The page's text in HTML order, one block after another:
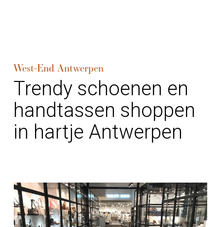
West-End Antwerpen
Trendy schoenen en
handtassen shoppen
in hartje Antwerpen